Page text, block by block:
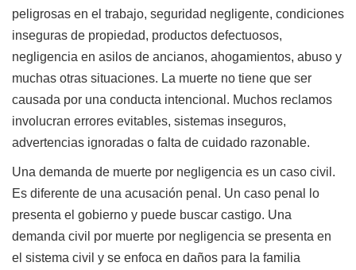
peligrosas en el trabajo, seguridad negligente, condiciones
inseguras de propiedad, productos defectuosos,
negligencia en asilos de ancianos, ahogamientos, abuso y
muchas otras situaciones. La muerte no tiene que ser
causada por una conducta intencional. Muchos reclamos
involucran errores evitables, sistemas inseguros,
advertencias ignoradas o falta de cuidado razonable.
Una demanda de muerte por negligencia es un caso civil.
Es diferente de una acusación penal. Un caso penal lo
presenta el gobierno y puede buscar castigo. Una
demanda civil por muerte por negligencia se presenta en
el sistema civil y se enfoca en daños para la familia